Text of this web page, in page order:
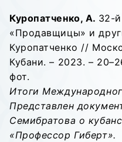
Куропатченко, А. 32-
«Продавщицы» и
Куропатченко //
Кубани. – 2023. –
фот.
Итоги
Представлен
Семибратова о
«Профессор Гиберт».